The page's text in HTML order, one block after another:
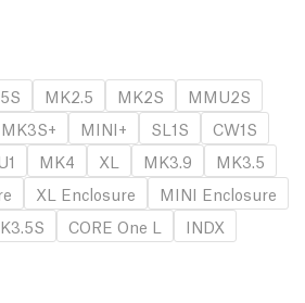
MK2.5 MK2S
MMU2S
MK3S+ MINI+ SL1S
CW1S
MK4 XL MK3.9
MK3.5
XL Enclosure
MINI Enclosure
CORE One L INDX